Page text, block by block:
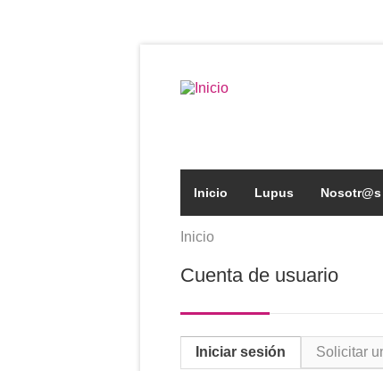
Inicio Lupus Nosotr@s
Formulario de
Se encuentra usted
Inicio
Cuenta de usuario
Solapas principales
Iniciar sesión (solapa activa)
Solicitar